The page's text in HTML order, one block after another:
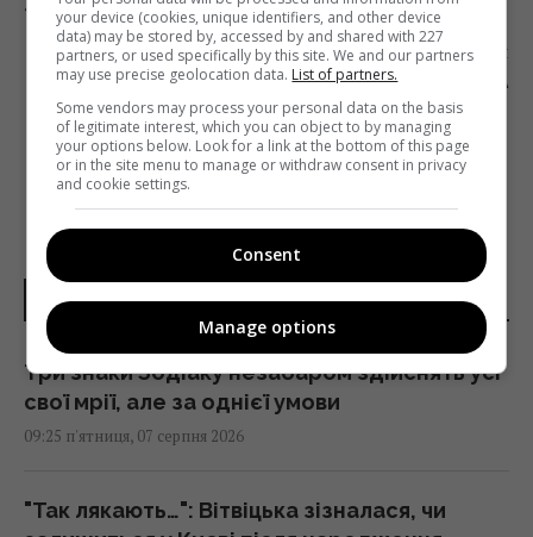
«ТАНЬКИ І ВОЛОДЬКИ»
Наступна стаття
ТЕЛЕРЕЙТИНГИ: ФУТБОЛ, «ГОЛОС КРАЇНИ» ТА
УСПІХ СТАРИХ ДОБРИХ ФІЛЬМІВ
НОВИНИ УКРАЇНИ І СВІТУ
Три знаки Зодіаку незабаром здійснять усі
свої мрії, але за однієї умови
09:25 п'ятниця, 07 серпня 2026
"Так лякають…": Вітвіцька зізналася, чи
your device (cookies, unique identifiers, and other device
data) may be stored by, accessed by and shared with 227
partners, or used specifically by this site. We and our partners
may use precise geolocation data. List of partners.
Some vendors may process your personal data on the basis
of legitimate interest, which you can object to by managing
your options below. Look for a link at the bottom of this page
or in the site menu to manage or withdraw consent in privacy
and cookie settings.
Consent
Manage options